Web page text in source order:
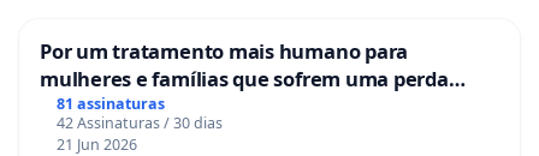
Por um tratamento mais humano para
mulheres e famílias que sofrem uma perda
gestacional nos hospitais portugueses
81 assinaturas
42 Assinaturas / 30 dias
21 Jun 2026